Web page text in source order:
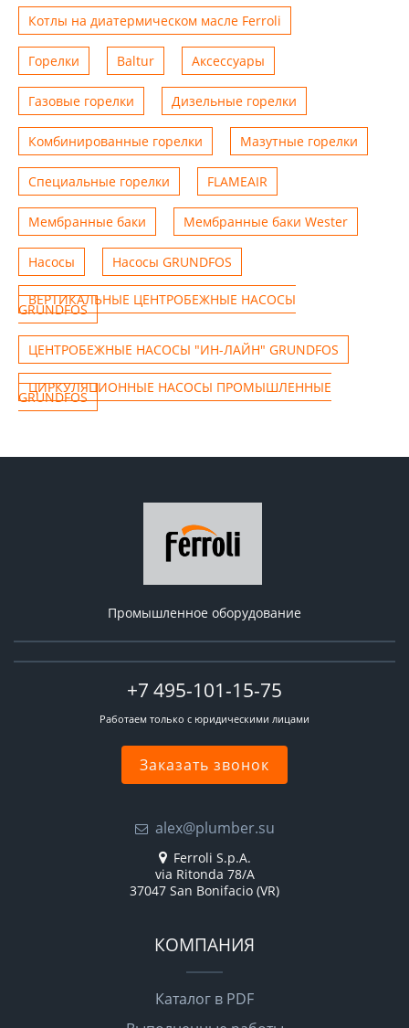
Котлы на диатермическом масле Ferroli
Горелки Baltur Аксессуары
Газовые горелки Дизельные горелки
Комбинированные горелки Мазутные горелки
Специальные горелки FLAMEAIR
Мембранные баки Мембранные баки Wester
Насосы Насосы GRUNDFOS
ВЕРТИКАЛЬНЫЕ ЦЕНТРОБЕЖНЫЕ НАСОСЫ
GRUNDFOS
ЦЕНТРОБЕЖНЫЕ НАСОСЫ "ИН-ЛАЙН" GRUNDFOS
ЦИРКУЛЯЦИОННЫЕ НАСОСЫ ПРОМЫШЛЕННЫЕ
GRUNDFOS
Промышленное оборудование
+7 495-101-15-75
Работаем только с юридическими лицами
Заказать звонок
alex@plumber.su
Ferroli S.p.A.
via Ritonda 78/A
37047 San Bonifacio (VR)
КОМПАНИЯ
Каталог в PDF